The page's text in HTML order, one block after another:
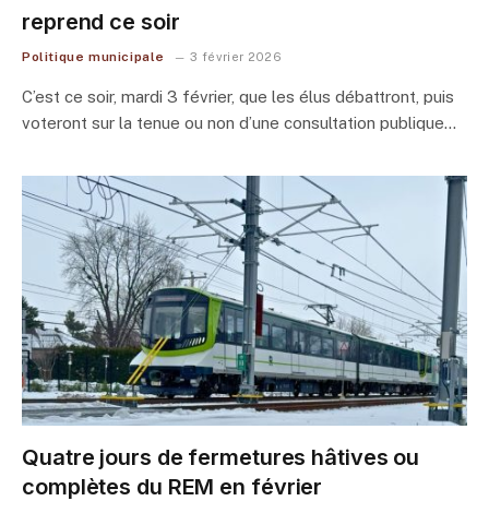
reprend ce soir
Politique municipale 3 février 2026
C’est ce soir, mardi 3 février, que les élus débattront, puis
voteront sur la tenue ou non d’une consultation publique…
Quatre jours de fermetures hâtives ou
complètes du REM en février